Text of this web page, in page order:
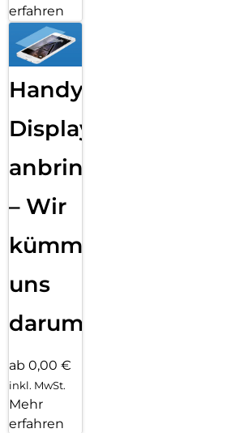
erfahren
Handy
Displayfolie
anbringen
– Wir
kümmern
uns
darum!
ab 0,00 €
inkl. MwSt.
Mehr
erfahren